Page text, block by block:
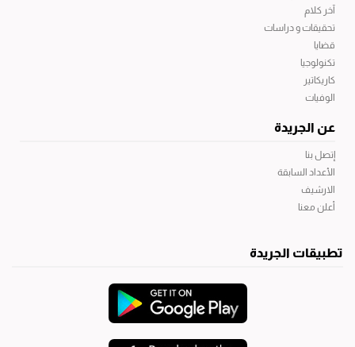
آخر كلام
تحقيقات و دراسات
قضايا
تكنولوجيا
كاريكاتير
الوفيات
عن الجريدة
إتصل بنا
الأعداد السابقة
الارشيف
أعلن معنا
تطبيقات الجريدة